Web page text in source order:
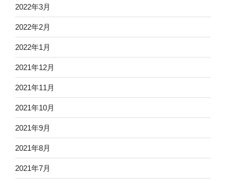
2022年3月
2022年2月
2022年1月
2021年12月
2021年11月
2021年10月
2021年9月
2021年8月
2021年7月